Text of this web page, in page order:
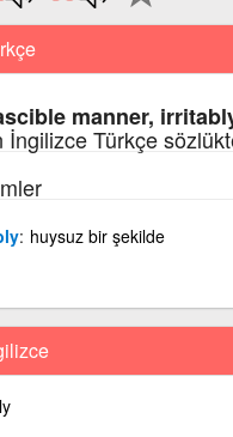
manner,
İngilizce Türkçe
huysuz bir şekilde